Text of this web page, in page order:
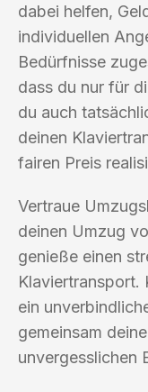
dabei helfen,
individuellen
Bedürfnisse
dass du nur für
du auch
deinen
fairen Preis
Vertraue
deinen Umzug
genieße einen
Klaviertransport.
ein
gemeinsam
unvergesslichen